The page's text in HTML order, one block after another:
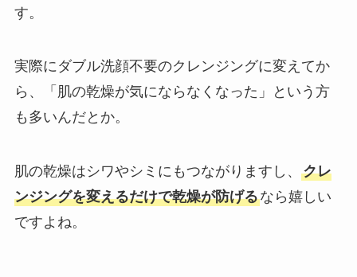
す。
実際にダブル洗顔不要のクレンジングに変えてか
ら、「肌の乾燥が気にならなくなった」という方
も多いんだとか。
肌の乾燥はシワやシミにもつながりますし、 クレ
ンジングを変えるだけで乾燥が防げるなら嬉しい
ですよね。